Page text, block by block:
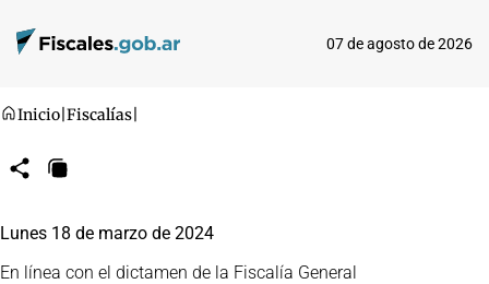
07 de agosto de 2026
Inicio Fiscalías
CompartirCopiar
Lunes 18 de marzo de 2024
En línea con el dictamen de la Fiscalía General